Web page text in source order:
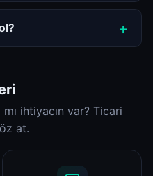
ihtiyacın var? Ticari
at.